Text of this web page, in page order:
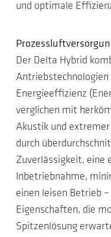
und optimale
Der Delta Hybrid
Energieeffizienz
verglichen mit
Akustik und
durch
Zuverlässigkeit, eine
Inbetriebnahme,
einen leisen Betrieb
Eigenschaften, die
Spitzenlösung